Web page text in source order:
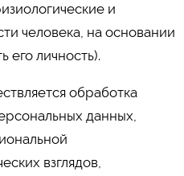
и
человека, на основании
его личность).
обработка
данных,
взглядов,